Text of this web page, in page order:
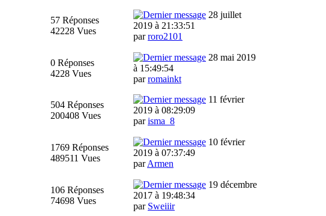
57 Réponses
42228 Vues
28 juillet
2019 à 21:33:51
parroro2101
0 Réponses
4228 Vues
28 mai 2019
à 15:49:54
parromainkt
504 Réponses
200408 Vues
11 février
2019 à 08:29:09
parisma_8
1769 Réponses
489511 Vues
10 février
2019 à 07:37:49
parArmen
106 Réponses
74698 Vues
19 décembre
2017 à 19:48:34
par Sweiiir